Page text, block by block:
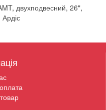
, двухподвесний, 26",
Ардіс